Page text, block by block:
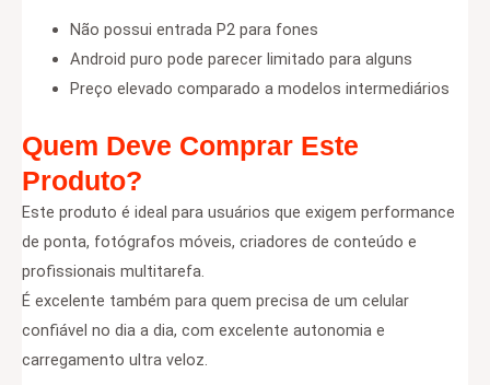
Não possui entrada P2 para fones
Android puro pode parecer limitado para alguns
Preço elevado comparado a modelos intermediários
Quem Deve Comprar Este
Produto?
Este produto é ideal para usuários que exigem performance
de ponta, fotógrafos móveis, criadores de conteúdo e
profissionais multitarefa.
É excelente também para quem precisa de um celular
confiável no dia a dia, com excelente autonomia e
carregamento ultra veloz.